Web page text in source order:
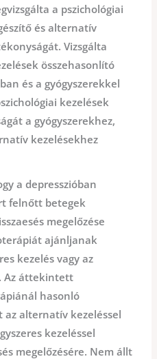
a pszichológiai
és alternatív
Vizsgálta
összehasonlító
és a gyógyszerekkel
kezelések
a gyógyszerekhez,
kezelésekhez
a depresszióban
felnőtt betegek
megelőzése
ajánljanak
kezelés vagy az
Az áttekintett
hasonló
alternatív kezeléssel
kezeléssel
megelőzésére. Nem állt